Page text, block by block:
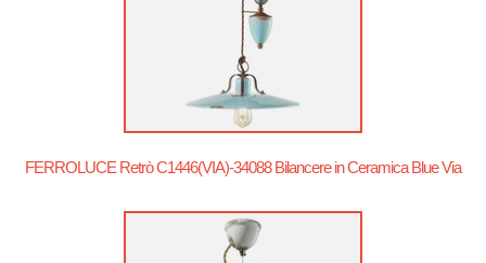
FERROLUCE Retrò C1446(VIA)-34088 Bilancere in Ceramica Blue Via